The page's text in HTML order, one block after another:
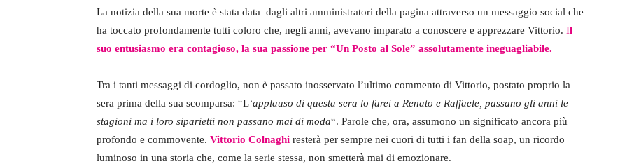
La notizia della sua morte è stata data dagli altri amministratori della pagina attraverso un messaggio social che
ha toccato profondamente tutti coloro che, negli anni, avevano imparato a conoscere e apprezzare Vittorio. Il
suo entusiasmo era contagioso, la sua passione per “Un Posto al Sole” assolutamente ineguagliabile.
Tra i tanti messaggi di cordoglio, non è passato inosservato l’ultimo commento di Vittorio, postato proprio la
sera prima della sua scomparsa: “L‘applauso di questa sera lo farei a Renato e Raffaele, passano gli anni le
stagioni ma i loro siparietti non passano mai di moda“. Parole che, ora, assumono un significato ancora più
profondo e commovente. Vittorio Colnaghi resterà per sempre nei cuori di tutti i fan della soap, un ricordo
luminoso in una storia che, come la serie stessa, non smetterà mai di emozionare.